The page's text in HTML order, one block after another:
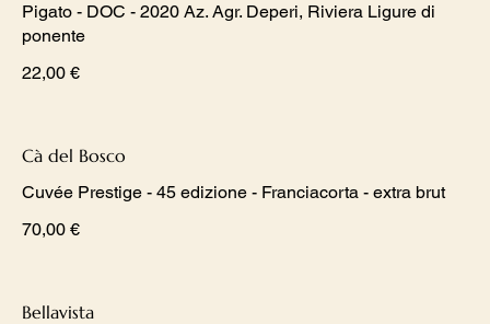
Pigato - DOC - 2020 Az. Agr. Deperi, Riviera Ligure di
ponente
22,00 €
Cà del Bosco
Cuvée Prestige - 45 edizione - Franciacorta - extra brut
70,00 €
Bellavista